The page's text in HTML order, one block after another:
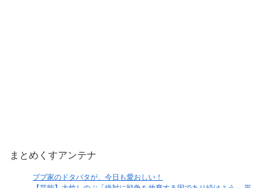
まとめくすアンテナ
ブブ家のドタバタが、今日も愛おしい！